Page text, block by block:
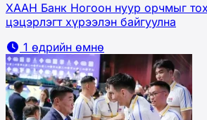
ХААН Банк Ногоон нуур орчмыг
цэцэрлэгт хүрээлэн байгуулна
1 өдрийн өмнө